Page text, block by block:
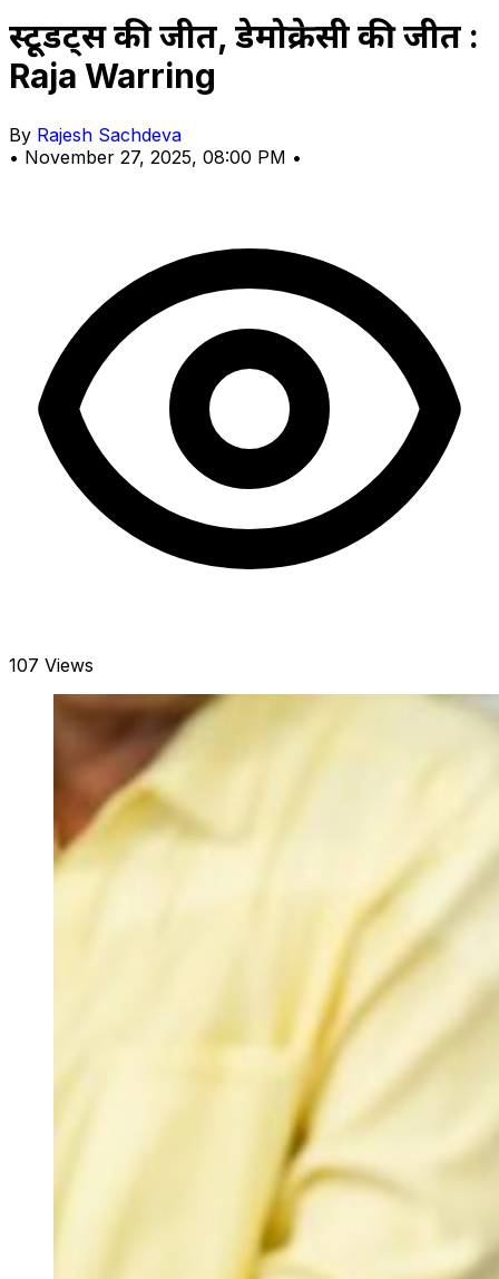
स्टूडेंट्स की जीत, डेमोक्रेसी की जीत :
Raja Warring
By Rajesh Sachdeva
• November 27, 2025, 08:00 PM •
107 Views